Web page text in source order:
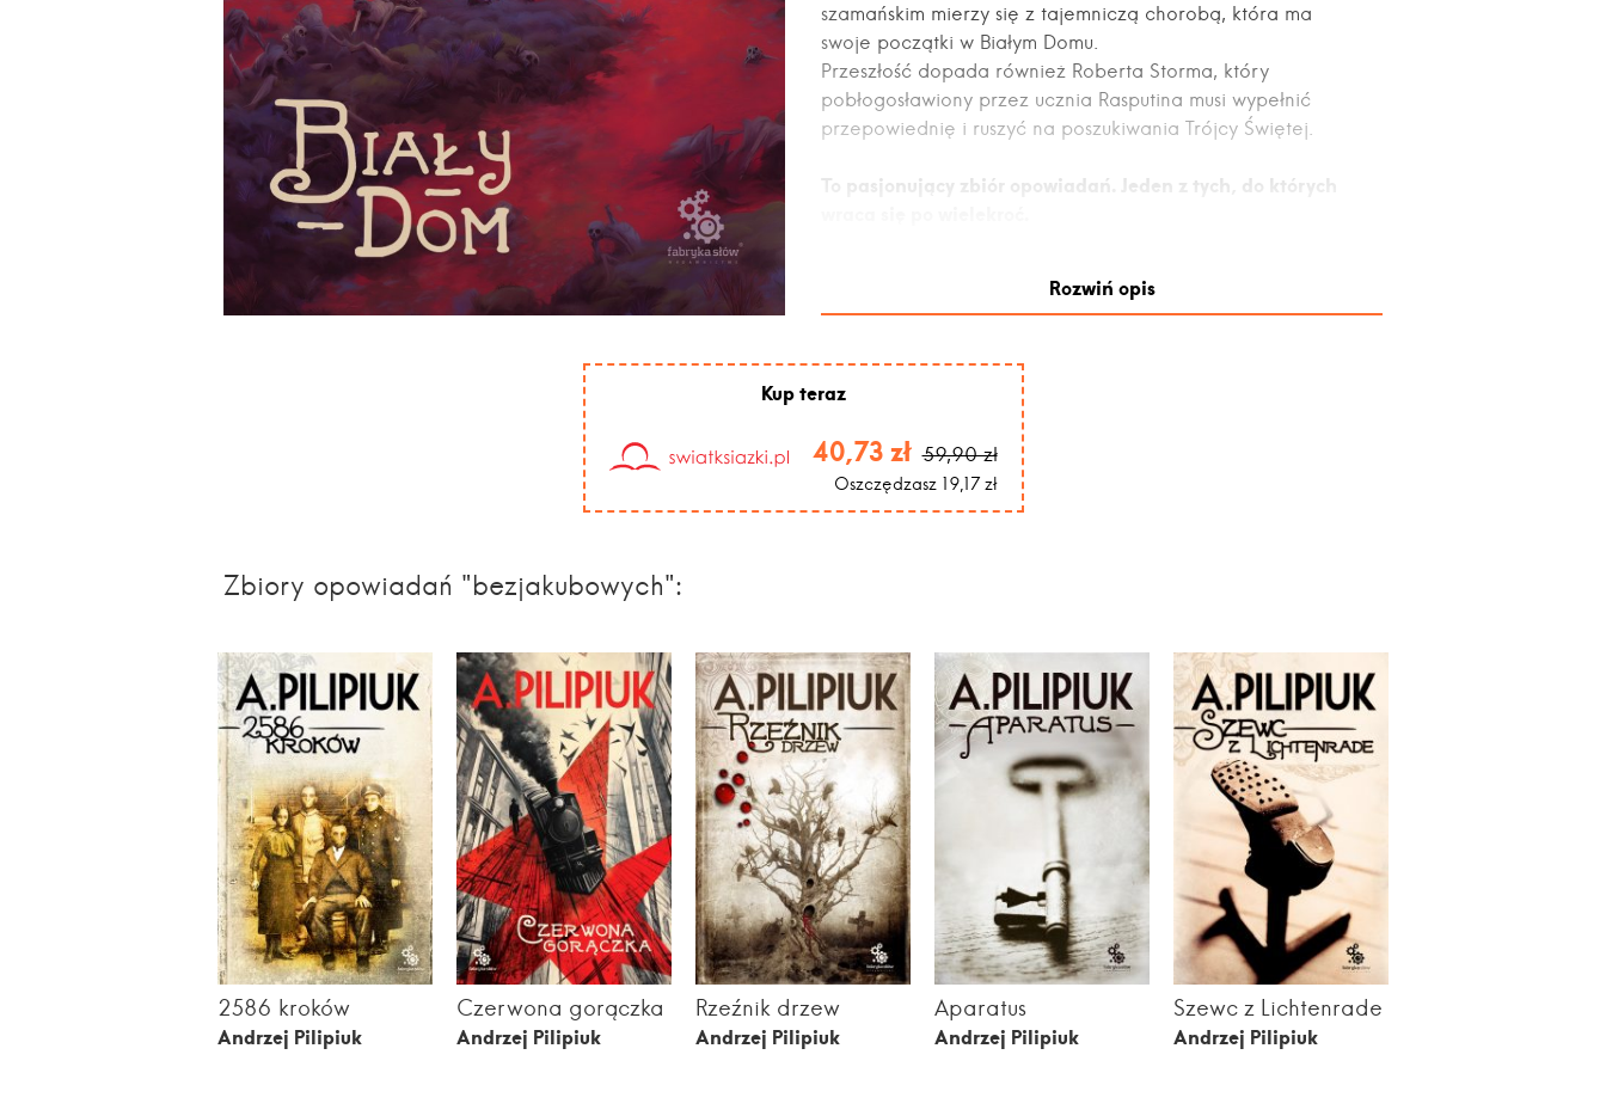
szamańskim mierzy się z tajemniczą chorobą, która ma
swoje początki w Białym Domu.
Przeszłość dopada również Roberta Storma, który
pobłogosławiony przez ucznia Rasputina musi wypełnić
przepowiednię i ruszyć na poszukiwania Trójcy Świętej.
To pasjonujący zbiór opowiadań. Jeden z tych, do których
Rozwiń opis
Kup teraz
40,73 zł 59,90 zł
Oszczędzasz 19,17 zł
Zbiory opowiadań "bezjakubowych":
2586 kroków
Andrzej Pilipiuk
Czerwona gorączka
Andrzej Pilipiuk
Rzeźnik drzew
Andrzej Pilipiuk
Aparatus
Andrzej Pilipiuk
Szewc z Lichtenrade
Andrzej Pilipiuk